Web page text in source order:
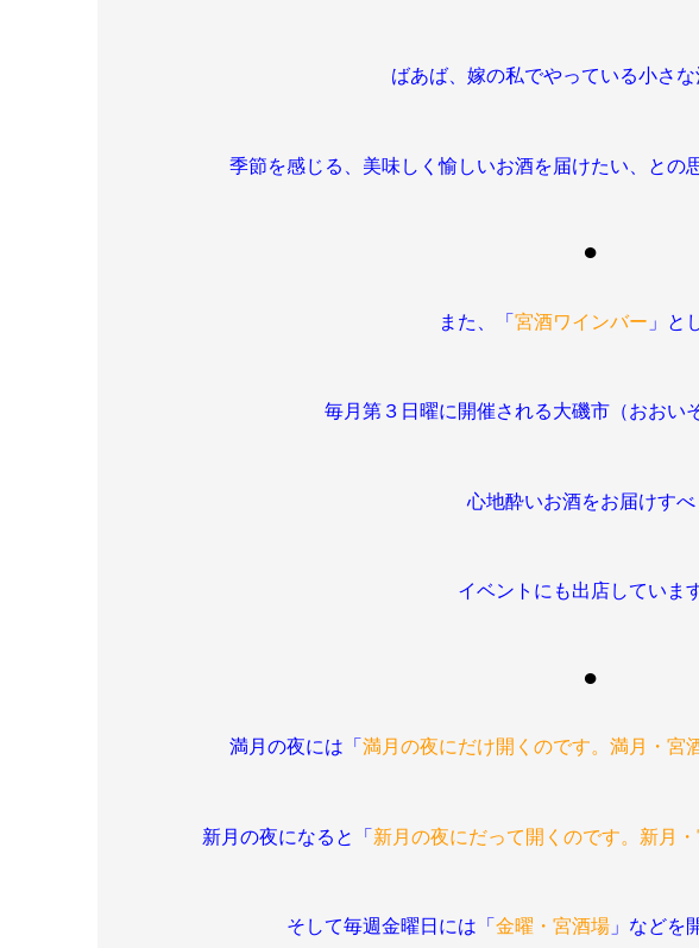
ばあば、嫁の私でやっている小さな
季節を感じる、美味しく愉しいお酒を届けたい、との
●
また、「 宮酒ワインバー 」と
毎月第３日曜に開催される大磯市（おおい
心地酔いお酒をお届けすべ
イベントにも出店しています
●
満月の夜には「 満月の夜にだけ開くのです。満月・宮
新月の夜になると「 新月の夜にだって開くのです。新月
そして毎週金曜日には「 金曜・宮酒場」などを